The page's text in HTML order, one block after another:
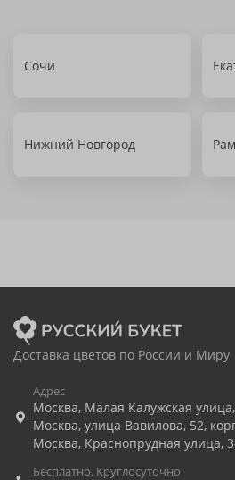
Сочи
Нижний Новгород
Доставка цветов по России и Миру
Адрес
Москва, Малая Калужская
Москва, улица Вавилова, 52,
Москва, Краснопрудная улица,
Бесплатно. Круглосуточно